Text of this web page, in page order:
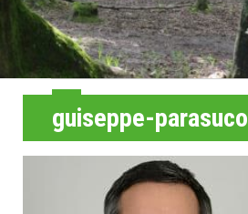
guiseppe-parasuco